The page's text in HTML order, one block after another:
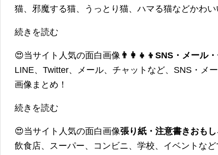
猫、邪魔する猫、うっとり猫、ハマる猫などかわ
続きを読む
😍当サイト人気の面白画像 👨‍👩‍👧‍👦SNS・メール
LINE、Twitter、メール、チャットなど、SNS・メ
画像まとめ！
続きを読む
😍当サイト人気の面白画像張り紙・注意書きおも
飲食店、スーパー、コンビニ、学校、イベントな